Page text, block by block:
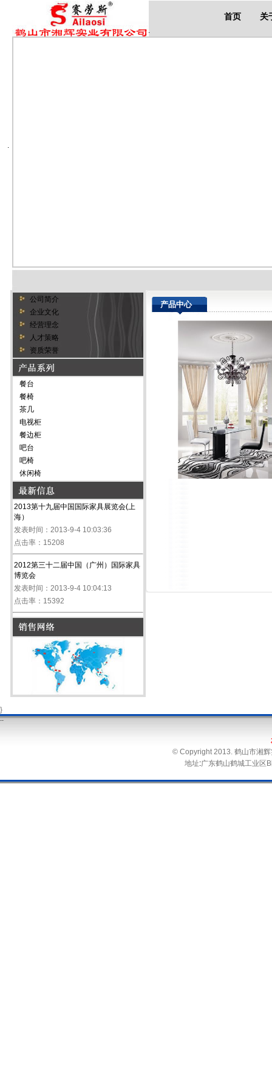
.
首页 关
.
公司简介
企业文化
经营理念
人才策略
资质荣誉
餐台
餐椅
茶几
电视柜
餐边柜
吧台
吧椅
休闲椅
2013第十九届中国国际家具展览会(上
海）
发表时间：2013-9-4 10:03:36
点击率：15208
2012第三十二届中国（广州）国际家具
博览会
发表时间：2013-9-4 10:04:13
点击率：15392
产品中心
}
..
© Copyright 2013. 鹤山市湘
地址:广东鹤山鹤城工业区